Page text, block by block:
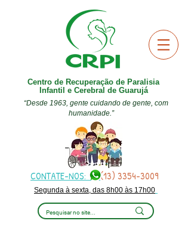
Centro de Recuperação de Paralisia
Infantil e Cerebral de Guarujá
“Desde 1963, gente cuidando de gente, com
humanidade.”
CONTATE-NOS:(13) 3354-3009
Segunda à sexta, das 8h00 às 17h00